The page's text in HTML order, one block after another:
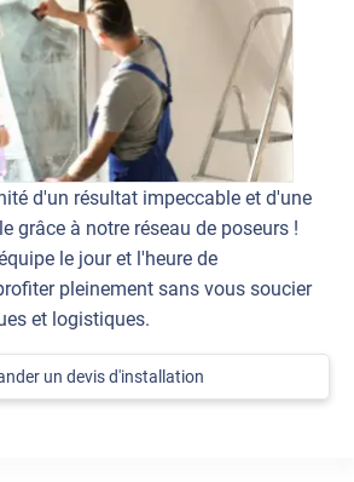
d'un résultat impeccable et d'une
grâce à notre réseau de poseurs !
le jour et l'heure de
pleinement sans vous soucier
et logistiques.
un devis d'installation